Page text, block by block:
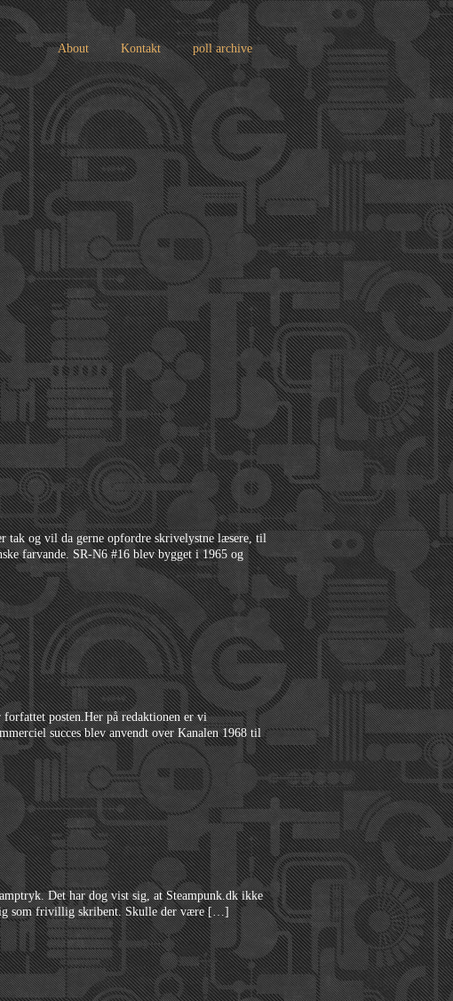
About Kontakt poll archive
tak og vil da gerne opfordre skrivelystne læsere, til
farvande. SR-N6 #16 blev bygget i 1965 og
posten.Her på redaktionen er vi
succes blev anvendt over Kanalen 1968 til
Det har dog vist sig, at Steampunk.dk ikke
som frivillig skribent. Skulle der være […]